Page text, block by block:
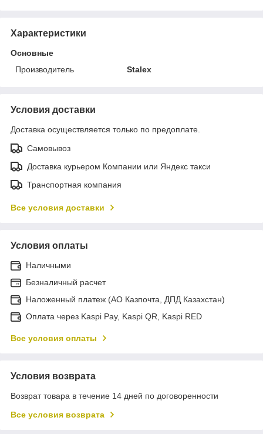
Характеристики
Основные
Производитель
Stalex
Условия доставки
Доставка осуществляется только по предоплате.
Самовывоз
Доставка курьером Компании или Яндекс такси
Транспортная компания
Все условия доставки
Условия оплаты
Наличными
Безналичный расчет
Наложенный платеж (АО Казпочта, ДПД Казахстан)
Оплата через Kaspi Pay, Kaspi QR, Kaspi RED
Все условия оплаты
Условия возврата
Возврат товара в течение 14 дней по договоренности
Все условия возврата